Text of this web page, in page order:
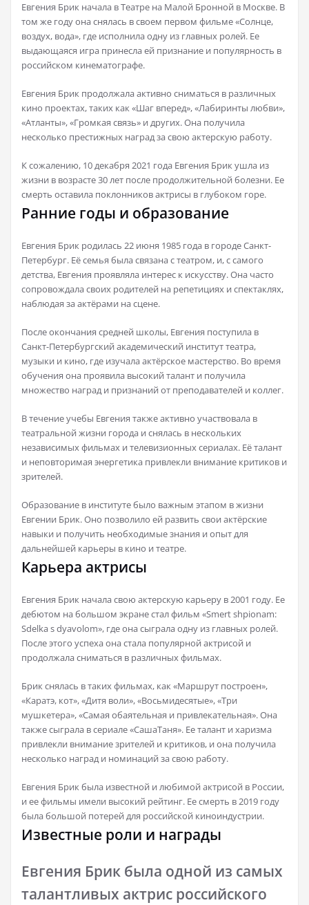
Евгения Брик начала в Театре на Малой Бронной в Москве. В
том же году она снялась в своем первом фильме «Солнце,
воздух, вода», где исполнила одну из главных ролей. Ее
выдающаяся игра принесла ей признание и популярность в
российском кинематографе.
Евгения Брик продолжала активно сниматься в различных
кино проектах, таких как «Шаг вперед», «Лабиринты любви»,
«Атланты», «Громкая связь» и других. Она получила
несколько престижных наград за свою актерскую работу.
К сожалению, 10 декабря 2021 года Евгения Брик ушла из
жизни в возрасте 30 лет после продолжительной болезни. Ее
смерть оставила поклонников актрисы в глубоком горе.
Ранние годы и образование
Евгения Брик родилась 22 июня 1985 года в городе Санкт-
Петербург. Её семья была связана с театром, и, с самого
детства, Евгения проявляла интерес к искусству. Она часто
сопровождала своих родителей на репетициях и спектаклях,
наблюдая за актёрами на сцене.
После окончания средней школы, Евгения поступила в
Санкт-Петербургский академический институт театра,
музыки и кино, где изучала актёрское мастерство. Во время
обучения она проявила высокий талант и получила
множество наград и признаний от преподавателей и коллег.
В течение учебы Евгения также активно участвовала в
театральной жизни города и снялась в нескольких
независимых фильмах и телевизионных сериалах. Её талант
и неповторимая энергетика привлекли внимание критиков и
зрителей.
Образование в институте было важным этапом в жизни
Евгении Брик. Оно позволило ей развить свои актёрские
навыки и получить необходимые знания и опыт для
дальнейшей карьеры в кино и театре.
Карьера актрисы
Евгения Брик начала свою актерскую карьеру в 2001 году. Ее
дебютом на большом экране стал фильм «Smert shpionam:
Sdelka s dyavolom», где она сыграла одну из главных ролей.
После этого успеха она стала популярной актрисой и
продолжала сниматься в различных фильмах.
Брик снялась в таких фильмах, как «Маршрут построен»,
«Каратэ, кот», «Дитя воли», «Восьмидесятые», «Три
мушкетера», «Самая обаятельная и привлекательная». Она
также сыграла в сериале «СашаТаня». Ее талант и харизма
привлекли внимание зрителей и критиков, и она получила
несколько наград и номинаций за свою работу.
Евгения Брик была известной и любимой актрисой в России,
и ее фильмы имели высокий рейтинг. Ее смерть в 2019 году
была большой потерей для российской киноиндустрии.
Известные роли и награды
Евгения Брик была одной из самых
талантливых актрис российского